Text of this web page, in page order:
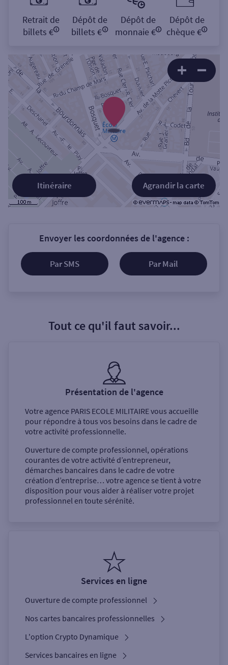
Retrait de
billets €
Dépôt de
billets €
Dépôt de
monnaie €
Dépôt de
chèque €
Agrandir la carte
Itinéraire
Envoyer les coordonnées de l'agence :
Par SMS Par Mail
Tout ce qu'il faut savoir...
Présentation de l'agence
Votre agence PARIS ECOLE MILITAIREvous accueille
pour répondre à tous vos besoins dans le cadre de
votre activité professionnelle.
Ouverture de compte professionnel, opérations
courantes de votre activité d’entrepreneur,
démarches bancaires dans le cadre de votre
création d’entreprise… votre agence se tient à votre
disposition pour vous aider à réaliser votre projet
professionnel en toute sérénité.
Services en ligne
Ouverture de compte professionnel
Nos cartes bancaires professionnelles
L'option Crypto Dynamique
Services bancaires en ligne